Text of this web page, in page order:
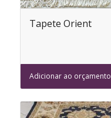
Tapete Orient
Adicionar ao orçamento